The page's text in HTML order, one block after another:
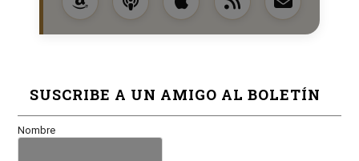
SUSCRIBE A UN AMIGO AL BOLETÍN
Nombre